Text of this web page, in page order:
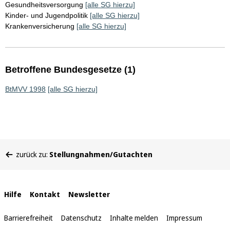
Gesundheitsversorgung [alle SG hierzu]
Kinder- und Jugendpolitik [alle SG hierzu]
Krankenversicherung [alle SG hierzu]
Betroffene Bundesgesetze (1)
BtMVV 1998 [alle SG hierzu]
befinden
zurück zu: Stellungnahmen/Gutachten
Interne
Links
Hilfe Kontakt Newsletter
Barrierefreiheit Datenschutz Inhalte melden Impressum